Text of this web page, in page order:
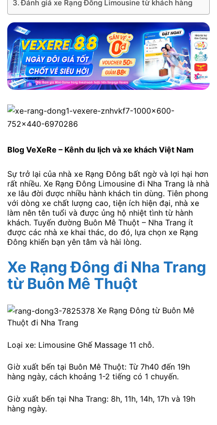
Đánh giá xe Rạng Đông Limousine từ khách hàng
Blog VeXeRe – Kênh du lịch và xe khách Việt Nam
Sự trở lại của nhà xe Rạng Đông bất ngờ và lợi hại hơn
rất nhiều. Xe Rạng Đông Limousine đi Nha Trang là nhà
xe lâu đời được nhiều hành khách tin dùng. Tiên phong
với dòng xe chất lượng cao, tiện ích hiện đại, nhà xe
làm nên tên tuổi và được ủng hộ nhiệt tình từ hành
khách. Tuyến đường Buôn Mê Thuột – Nha Trang ít
được các nhà xe khai thác, do đó, lựa chọn xe Rạng
Đông khiến bạn yên tâm và hài lòng.
Xe Rạng Đông đi Nha Trang
từ Buôn Mê Thuột
Xe Rạng Đông từ Buôn Mê
Thuột đi Nha Trang
Loại xe: Limousine Ghế Massage 11 chỗ.
Giờ xuất bến tại Buôn Mê Thuột: Từ 7h40 đến 19h
hàng ngày, cách khoảng 1-2 tiếng có 1 chuyến.
Giờ xuất bến tại Nha Trang: 8h, 11h, 14h, 17h và 19h
hàng ngày.